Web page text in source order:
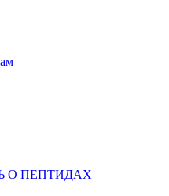
О ПЕПТИДАХ